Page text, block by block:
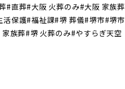
#直葬#大阪 火葬のみ#大阪 家族葬
保護#福祉課#堺 葬儀#堺市#堺市
族葬#堺 火葬のみ#やすらぎ天空